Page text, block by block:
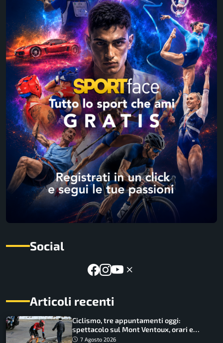
Social
Articoli recenti
Ciclismo, tre appuntamenti oggi:
spettacolo sul Mont Ventoux, orari e
come vederli
7 Agosto 2026